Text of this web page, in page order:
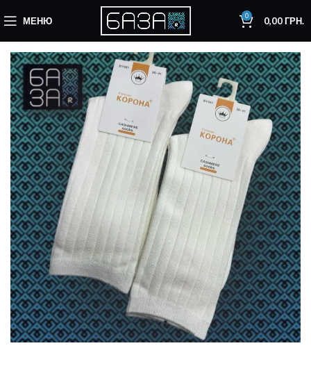
МЕНЮ 0 0,00ГРН.